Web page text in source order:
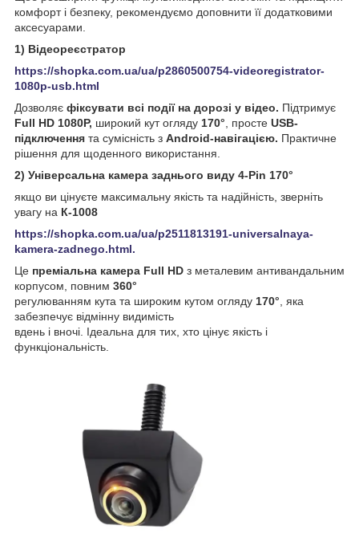
комфорт і безпеку, рекомендуємо доповнити її додатковими
аксесуарами.
1) Відеореєстратор
https://shopka.com.ua/ua/p2860500754-videoregistrator-
1080p-usb.html
Дозволяє фіксувати всі події на дорозі у відео. Підтримує
Full HD 1080P, широкий кут огляду 170°, просте USB-
підключення та сумісність з Android-навігацією. Практичне
рішення для щоденного використання.
2) Універсальна камера заднього виду 4-Pin 170°
якщо ви цінуєте максимальну якість та надійність, зверніть
увагу на К-1008
https://shopka.com.ua/ua/p2511813191-universalnaya-
kamera-zadnego.html.
Це преміальна камера Full HD з металевим антивандальним
корпусом, повним 360°
регулюванням кута та широким кутом огляду 170°, яка
забезпечує відмінну видимість
вдень і вночі. Ідеальна для тих, хто цінує якість і
функціональність.